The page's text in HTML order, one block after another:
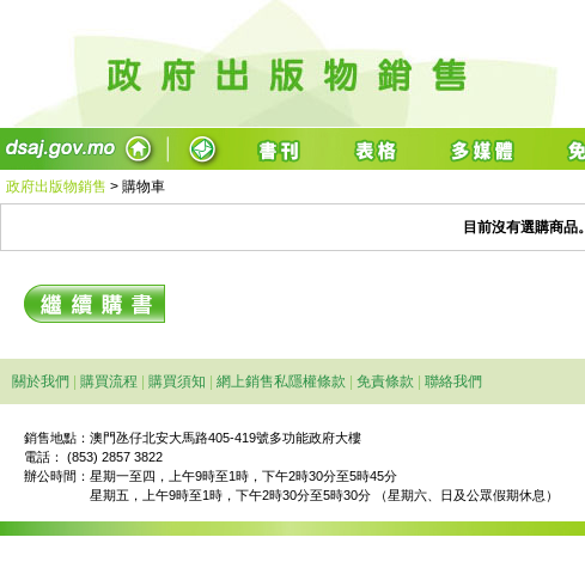
政府出版物銷售 > 購物車
目前沒有選購商品。
關於我們 購買流程 購買須知 網上銷售私隱權條款 免責條款 聯絡我們
銷售地點：澳門氹仔北安大馬路405-419號多功能政府大樓
電話： (853) 2857 3822
辦公時間： 星期一至四，上午9時至1時，下午2時30分至5時45分
星期五，上午9時至1時，下午2時30分至5時30分 （星期六、日及公眾假期休息）